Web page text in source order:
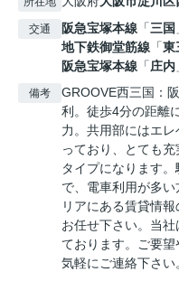
交通 阪急宝塚本線 「三国
地下鉄御堂筋線 「東
阪急宝塚本線 「庄内
備考
GROOVE西三国：
利。徒歩4分の距離
力。共用部にはエ
っており、とても
タイプになります
で、電車利用が多
リアにある賃貸情
お任せ下さい。当
ております。ご要
気軽にご連絡下さい